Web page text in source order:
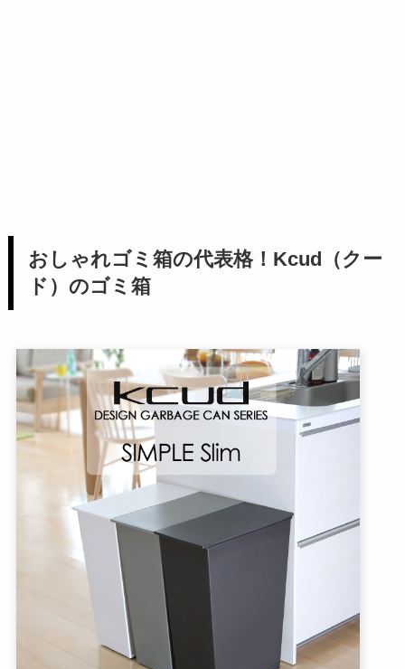
おしゃれゴミ箱の代表格！Kcud（クー
ド）のゴミ箱